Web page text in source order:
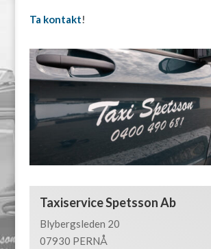
Ta kontakt!
Taxiservice Spetsson Ab
Blybergsleden 20
07930 PERNÅ